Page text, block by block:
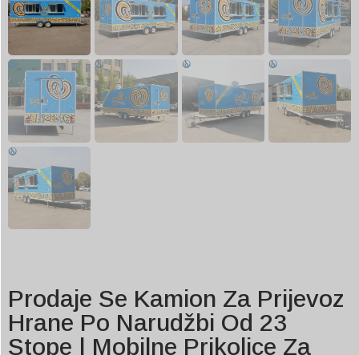
Prodaje Se Kamion Za Prijevoz
Hrane Po Narudžbi Od 23
Stope | Mobilne Prikolice Za